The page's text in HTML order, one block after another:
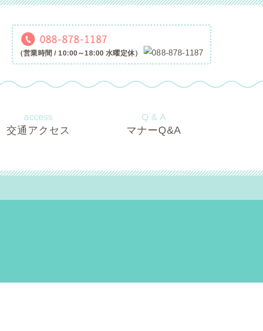
（営業時間 / 10:00～18:00 水曜定休）
access
交通アクセス
Q & A
マナーQ&A